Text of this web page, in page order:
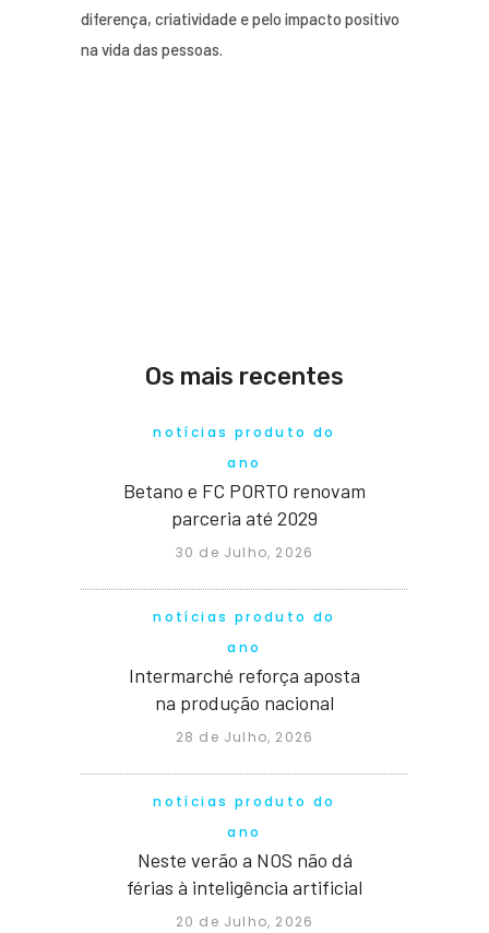
diferença, criatividade e pelo impacto positivo
na vida das pessoas.
Os mais recentes
notícias produto do
ano
Betano e FC PORTO renovam
parceria até 2029
30 de Julho, 2026
notícias produto do
ano
Intermarché reforça aposta
na produção nacional
28 de Julho, 2026
notícias produto do
ano
Neste verão a NOS não dá
férias à inteligência artificial
20 de Julho, 2026